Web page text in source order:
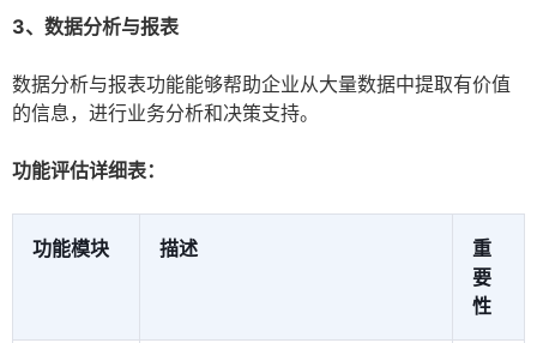
3、数据分析与报表
数据分析与报表功能能够帮助企业从大量数据中提取有价值
的信息，进行业务分析和决策支持。
功能评估详细表：
功能模块 描述
重
要
性